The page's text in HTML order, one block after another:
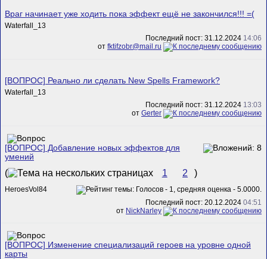
Враг начинает уже ходить пока эффект ещё не закончился!!! =(
Waterfall_13
Последний пост: 31.12.2024 14:06
от fktifzobr@mail.ru
[ВОПРОС] Реально ли сделать New Spells Framework?
Waterfall_13
Последний пост: 31.12.2024 13:03
от Gerter
[ВОПРОС] Добавление новых эффектов для
умений
( 1 2 )
HeroesVol84
Последний пост: 20.12.2024 04:51
от NickNarley
[ВОПРОС] Изменение специализаций героев на уровне одной
карты